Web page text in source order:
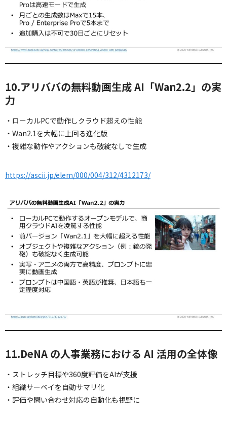
10.アリババの無料動画生成 AI「Wan2.2」の実
力
・ローカルPCで動作しクラウド超えの性能
・Wan2.1を大幅に上回る進化版
・複雑な動作やアクションも破綻なしで生成
https://ascii.jp/elem/000/004/312/4312173/
11.DeNA の人事業務における AI 活用の全体像
・ストレッチ目標や360度評価をAIが支援
・組織サーベイを自動サマリ化
・評価や問い合わせ対応の自動化も視野に